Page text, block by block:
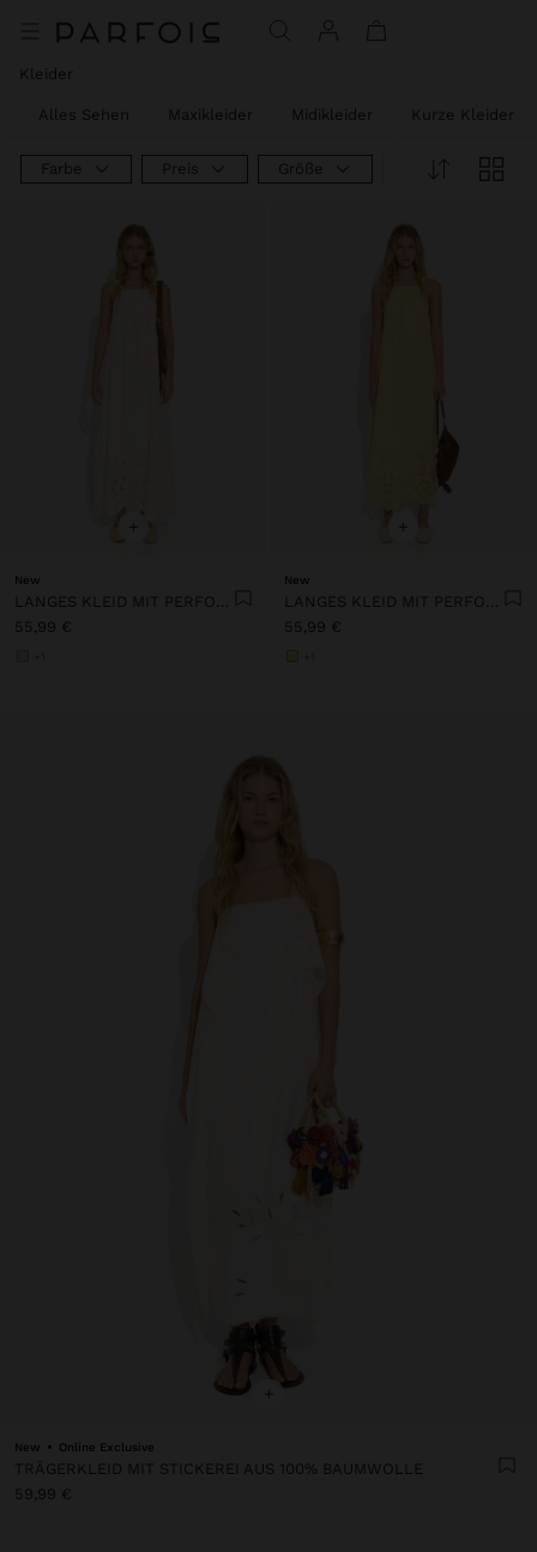
Kleider
Alles Sehen Maxikleider Midikleider Kurze Kleider
Farbe Preis Größe Product Type
+
New
LANGES KLEID MIT PERFORIERTER STICKEREI
55,99 €
+
New
LANGES KLEID MIT PERFORIERTER STICKEREI
55,99 €
+
New Online Exclusive
TRÄGERKLEID MIT STICKEREI AUS 100% BAUMWOLLE
59,99 €